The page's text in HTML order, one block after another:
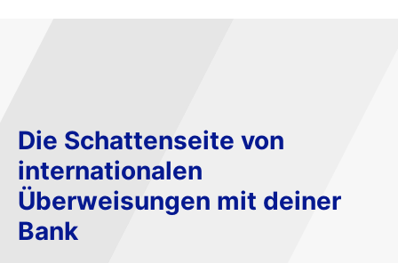
Die Schattenseite von
internationalen
Überweisungen mit deiner
Bank